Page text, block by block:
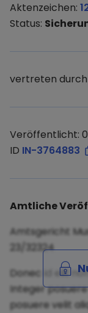
Aktenzeichen:
Status:
vertreten
Veröffentlicht:
ID IN-3764883
Amtliche
Amtsgericht
23/32324
Donec id elit
Integer
posuere velit